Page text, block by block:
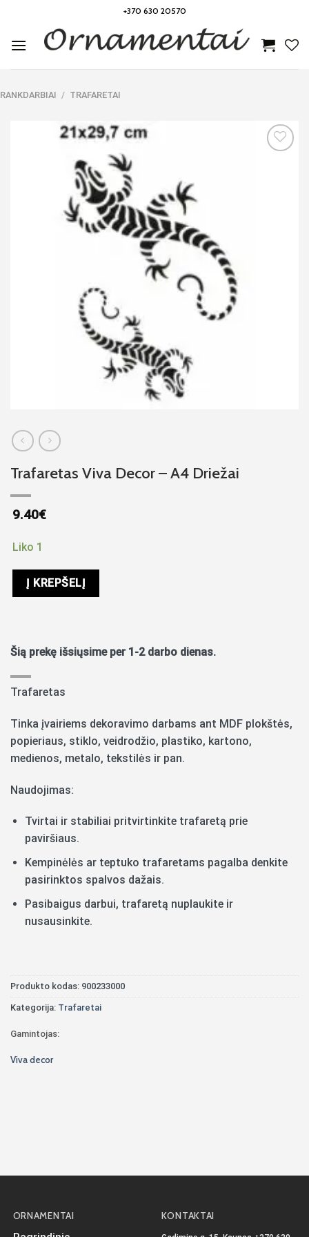
content
+370 630 20570
RANKDARBIAI / TRAFARETAI
Trafaretas Viva Decor – A4 Driežai
9.40€
Liko 1
Į KREPŠELĮ
Šią prekę išsiųsime per 1-2 darbo dienas.
Trafaretas
Tinka įvairiems dekoravimo darbams ant MDF plokštės,
popieriaus, stiklo, veidrodžio, plastiko, kartono,
medienos, metalo, tekstilės ir pan.
Naudojimas:
Tvirtai ir stabiliai pritvirtinkite trafaretą prie
paviršiaus.
Kempinėlės ar teptuko trafaretams pagalba denkite
pasirinktos spalvos dažais.
Pasibaigus darbui, trafaretą nuplaukite ir
nusausinkite.
Produkto kodas: 900233000
Kategorija: Trafaretai
Gamintojas:
Viva decor
ORNAMENTAI KONTAKTAI